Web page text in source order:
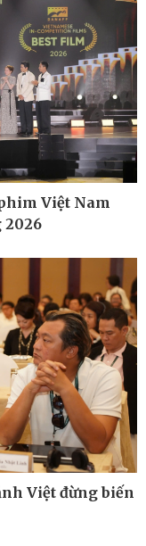
nghiệp 24h
nhân
đồng
Việt Nam
2026
Việt đừng biến